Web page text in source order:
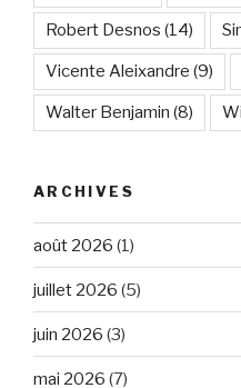
Robert Desnos (14)
Vicente Aleixandre (9)
Walter Benjamin (8)
ARCHIVES
août 2026 (1)
juillet 2026 (5)
juin 2026 (3)
mai 2026 (7)